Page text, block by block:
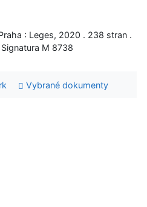
: Leges, 2020 . 238 stran .
M 8738
Vybrané dokumenty